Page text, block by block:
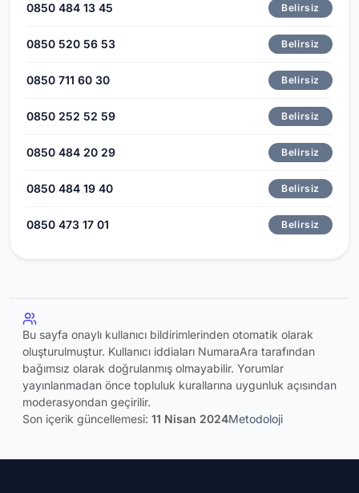
0850 484 13 45 Belirsiz
0850 520 56 53 Belirsiz
0850 711 60 30 Belirsiz
0850 252 52 59 Belirsiz
0850 484 20 29 Belirsiz
0850 484 19 40 Belirsiz
0850 473 17 01 Belirsiz
Bu sayfa onaylı kullanıcı bildirimlerinden otomatik olarak
oluşturulmuştur. Kullanıcı iddiaları NumaraAra tarafından
bağımsız olarak doğrulanmış olmayabilir. Yorumlar
yayınlanmadan önce topluluk kurallarına uygunluk açısından
moderasyondan geçirilir.
Son içerik güncellemesi: 11 Nisan 2024Metodoloji